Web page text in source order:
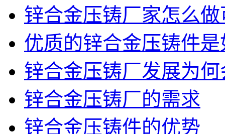
锌合金压铸厂家怎么
优质的锌合金压铸件
锌合金压铸厂发展为
锌合金压铸厂的需求
锌合金压铸件的优势